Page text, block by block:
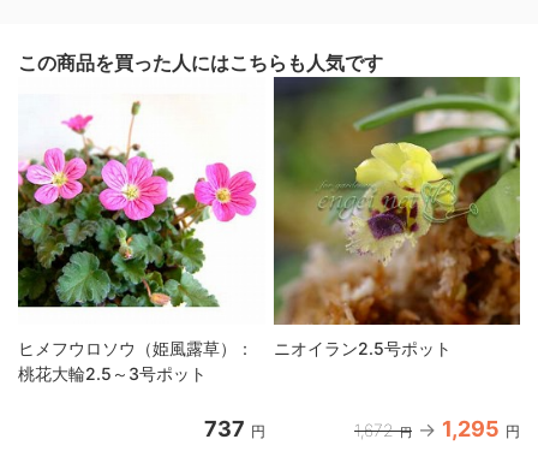
この商品を買った人にはこちらも人気です
ヒメフウロソウ（姫風露草）：
桃花大輪2.5～3号ポット
737 円
ニオイラン2.5号ポット
1,672 円 1,295 円